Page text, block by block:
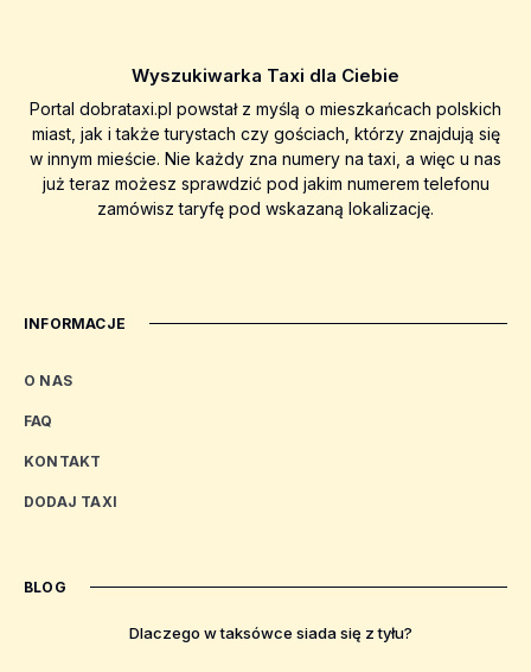
Wyszukiwarka Taxi dla Ciebie
Portal dobrataxi.pl powstał z myślą o mieszkańcach polskich
miast, jak i także turystach czy gościach, którzy znajdują się
w innym mieście. Nie każdy zna numery na taxi, a więc u nas
już teraz możesz sprawdzić pod jakim numerem telefonu
zamówisz taryfę pod wskazaną lokalizację.
INFORMACJE
O NAS
FAQ
KONTAKT
DODAJ TAXI
BLOG
Dlaczego w taksówce siada się z tyłu?